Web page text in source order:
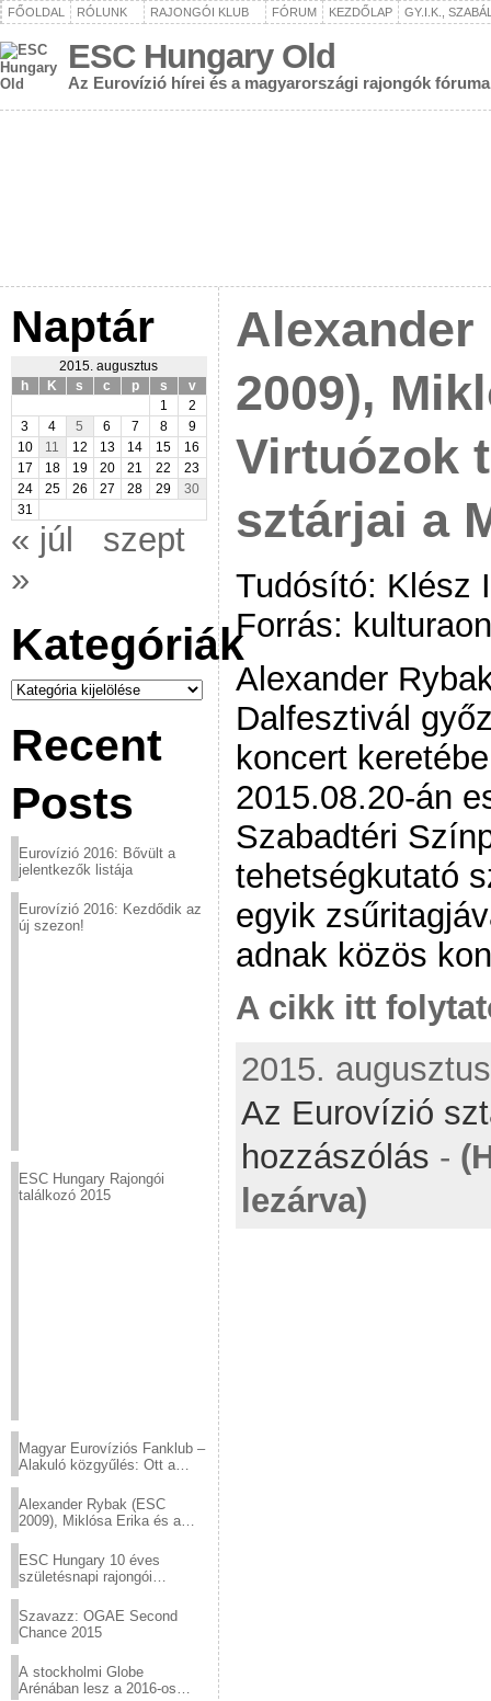
FŐOLDAL RÓLUNK RAJONGÓI KLUB FÓRUM KEZDŐLAP GY.I.K.,
ESC Hungary Old
Az Eurovízió hírei és a magyarországi rajongók fóruma
Naptár
2015. augusztus
h
K s c p s
v
1
2
3
4 5 6 7 8
9
10
11 12 13 14 15
16
17
18 19 20 21 22
23
24
25 26 27 28 29
30
31
« júl
szept
»
Kategóriák
Kategóriák
Recent
Posts
Eurovízió 2016: Bővült a
jelentkezők listája
Eurovízió 2016: Kezdődik az
új szezon!
ESC Hungary Rajongói
találkozó 2015
Magyar Eurovíziós Fanklub –
Alakuló közgyűlés: Ott a
Alexander Rybak (ESC
2009), Miklósa Erika és a
sztárjai a Margitszigeten
ESC Hungary 10 éves
születésnapi rajongói
Szavazz: OGAE Second
Chance 2015
A stockholmi Globe
Arénában lesz a 2016-os
Alexander
2009),
Virtuózok
sztárjai a
Tudósító: Klész
Forrás:
Alexander
Dalfesztivál
koncert
2015.08.20-án
Szabadtéri
tehetségkutató
egyik
adnak közös
A cikk itt
2015.
Az Eurovízió
hozzászólás -
lezárva)